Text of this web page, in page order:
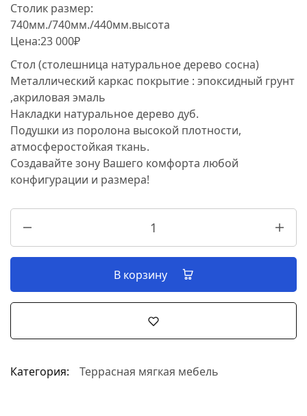
Столик размер:
740мм./740мм./440мм.высота
Цена:23 000₽
Стол (столешница натуральное дерево сосна)
Металлический каркас покрытие : эпоксидный грунт
,акриловая эмаль
Накладки натуральное дерево дуб.
Подушки из поролона высокой плотности,
атмосферостойкая ткань.
Создавайте зону Вашего комфорта любой
конфигурации и размера!
В корзину
Категория: Террасная мягкая мебель